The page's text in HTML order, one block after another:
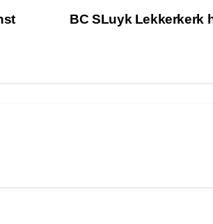
BC SLuyk Lekkerkerk